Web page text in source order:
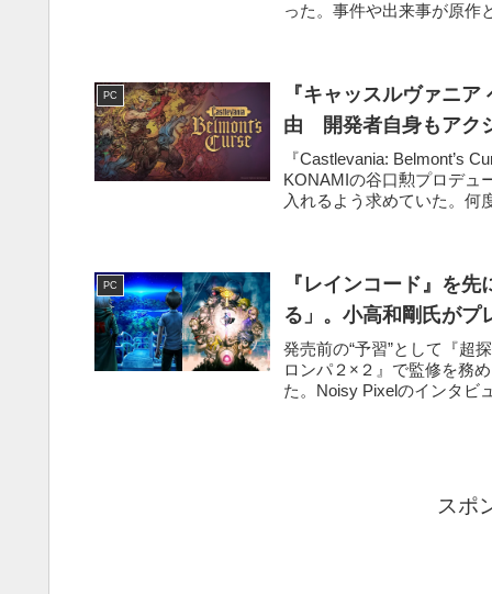
った。事件や出来事が原作
PC
『キャッスルヴァニ
由 開発者自身もアク
『Castlevania: Belmont’s
KONAMIの谷口勲プロデュ
入れるよう求めていた。何
PC
『レインコード』を
る」。小高和剛氏がプ
発売前の“予習”として『
ロンパ２×２』で監修を務
た。Noisy Pixelのインタビ
スポ